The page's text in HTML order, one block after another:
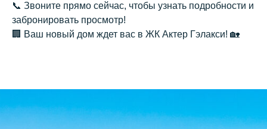
📞 Звоните прямо сейчас, чтобы узнать подробности и
забронировать просмотр!
🏢 Ваш новый дом ждет вас в ЖК Актер Гэлакси! 🏡